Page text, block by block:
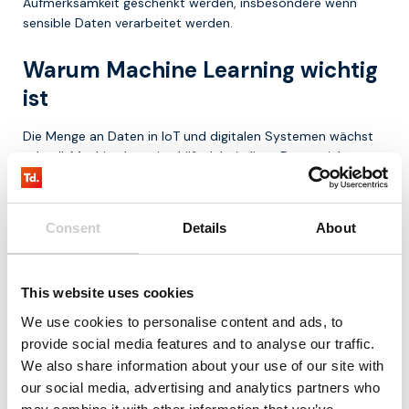
Consent Details About
This website uses cookies
We use cookies to personalise content and ads, to
provide social media features and to analyse our traffic.
We also share information about your use of our site with
our social media, advertising and analytics partners who
sensible Daten verarbeitet werden.
Warum Machine Learning wichtig
ist
Die Menge an Daten in IoT und digitalen Systemen wächst
schnell. Machine Learning hilft dabei, diese Daten nicht nur
zu speichern, sondern auch aktiv zu nutzen.
Entscheidungen und intelligentere Systeme. Dadurch spielt
Machine Learning eine zunehmend wichtige Rolle in
Fazit
Machine Learning ist eine Technik, mit der Systeme aus
Daten lernen und darauf basierend Vorhersagen und
Entscheidungen treffen. Im IoT spielt es eine wichtige Rolle